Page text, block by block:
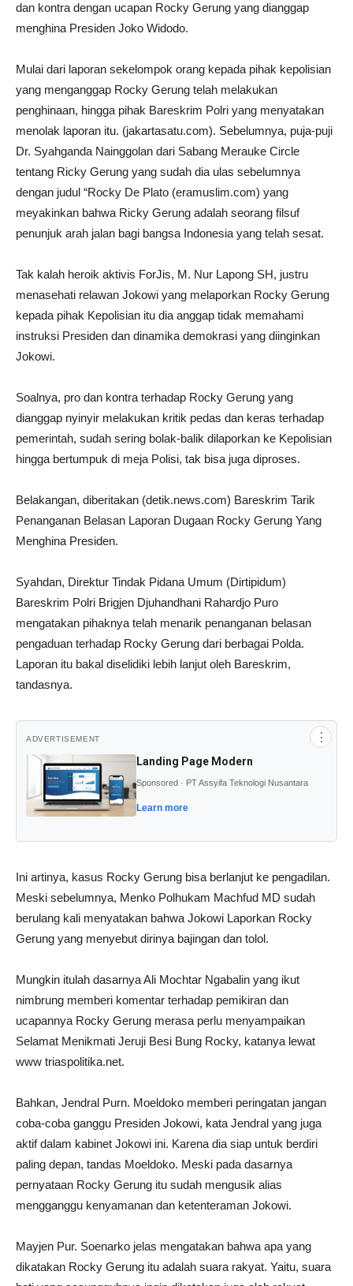
dan kontra dengan ucapan Rocky Gerung yang dianggap
menghina Presiden Joko Widodo.
Mulai dari laporan sekelompok orang kepada pihak kepolisian
yang menganggap Rocky Gerung telah melakukan
penghinaan, hingga pihak Bareskrim Polri yang menyatakan
menolak laporan itu. (jakartasatu.com). Sebelumnya, puja-puji
Dr. Syahganda Nainggolan dari Sabang Merauke Circle
tentang Ricky Gerung yang sudah dia ulas sebelumnya
dengan judul “Rocky De Plato (eramuslim.com) yang
meyakinkan bahwa Ricky Gerung adalah seorang filsuf
penunjuk arah jalan bagi bangsa Indonesia yang telah sesat.
Tak kalah heroik aktivis ForJis, M. Nur Lapong SH, justru
menasehati relawan Jokowi yang melaporkan Rocky Gerung
kepada pihak Kepolisian itu dia anggap tidak memahami
instruksi Presiden dan dinamika demokrasi yang diinginkan
Jokowi.
Soalnya, pro dan kontra terhadap Rocky Gerung yang
dianggap nyinyir melakukan kritik pedas dan keras terhadap
pemerintah, sudah sering bolak-balik dilaporkan ke Kepolisian
hingga bertumpuk di meja Polisi, tak bisa juga diproses.
Belakangan, diberitakan (detik.news.com) Bareskrim Tarik
Penanganan Belasan Laporan Dugaan Rocky Gerung Yang
Menghina Presiden.
Syahdan, Direktur Tindak Pidana Umum (Dirtipidum)
Bareskrim Polri Brigjen Djuhandhani Rahardjo Puro
mengatakan pihaknya telah menarik penanganan belasan
pengaduan terhadap Rocky Gerung dari berbagai Polda.
Laporan itu bakal diselidiki lebih lanjut oleh Bareskrim,
tandasnya.
ADVERTISEMENT ⋮
Landing Page Modern
Sponsored · PT Assyifa Teknologi Nusantara
Learn more
Ini artinya, kasus Rocky Gerung bisa berlanjut ke pengadilan.
Meski sebelumnya, Menko Polhukam Machfud MD sudah
berulang kali menyatakan bahwa Jokowi Laporkan Rocky
Gerung yang menyebut dirinya bajingan dan tolol.
Mungkin itulah dasarnya Ali Mochtar Ngabalin yang ikut
nimbrung memberi komentar terhadap pemikiran dan
ucapannya Rocky Gerung merasa perlu menyampaikan
Selamat Menikmati Jeruji Besi Bung Rocky, katanya lewat
www triaspolitika.net.
Bahkan, Jendral Purn. Moeldoko memberi peringatan jangan
coba-coba ganggu Presiden Jokowi, kata Jendral yang juga
aktif dalam kabinet Jokowi ini. Karena dia siap untuk berdiri
paling depan, tandas Moeldoko. Meski pada dasarnya
pernyataan Rocky Gerung itu sudah mengusik alias
mengganggu kenyamanan dan ketenteraman Jokowi.
Mayjen Pur. Soenarko jelas mengatakan bahwa apa yang
dikatakan Rocky Gerung itu adalah suara rakyat. Yaitu, suara